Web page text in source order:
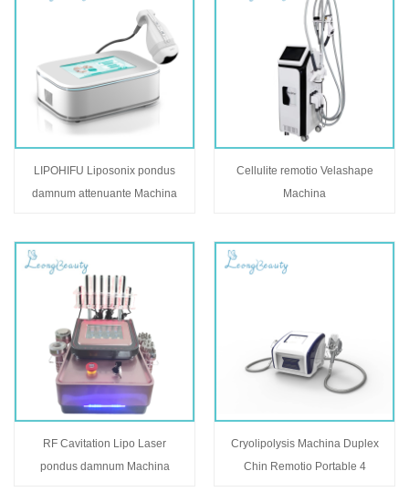
LIPOHIFU Liposonix pondus
damnum attenuante Machina
Cellulite remotio Velashape
Machina
RF Cavitation Lipo Laser
pondus damnum Machina
Cryolipolysis Machina Duplex
Chin Remotio Portable 4